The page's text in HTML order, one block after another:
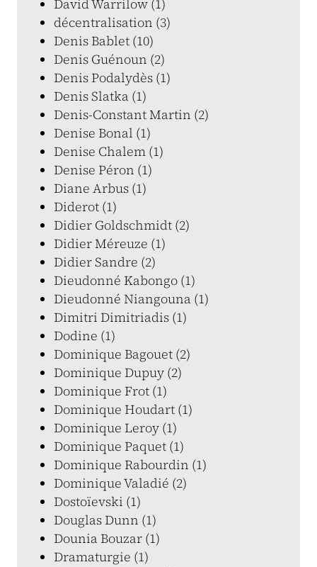
David Warrilow (1)
décentralisation (3)
Denis Bablet (10)
Denis Guénoun (2)
Denis Podalydès (1)
Denis Slatka (1)
Denis-Constant Martin (2)
Denise Bonal (1)
Denise Chalem (1)
Denise Péron (1)
Diane Arbus (1)
Diderot (1)
Didier Goldschmidt (2)
Didier Méreuze (1)
Didier Sandre (2)
Dieudonné Kabongo (1)
Dieudonné Niangouna (1)
Dimitri Dimitriadis (1)
Dodine (1)
Dominique Bagouet (2)
Dominique Dupuy (2)
Dominique Frot (1)
Dominique Houdart (1)
Dominique Leroy (1)
Dominique Paquet (1)
Dominique Rabourdin (1)
Dominique Valadié (2)
Dostoïevski (1)
Douglas Dunn (1)
Dounia Bouzar (1)
Dramaturgie (1)